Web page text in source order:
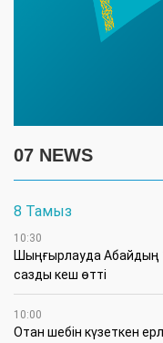
07 NEWS
8 Тамыз
10:30
Шыңғырлауда Абайдың
сазды кеш өтті
10:00
Отан шебін күзеткен